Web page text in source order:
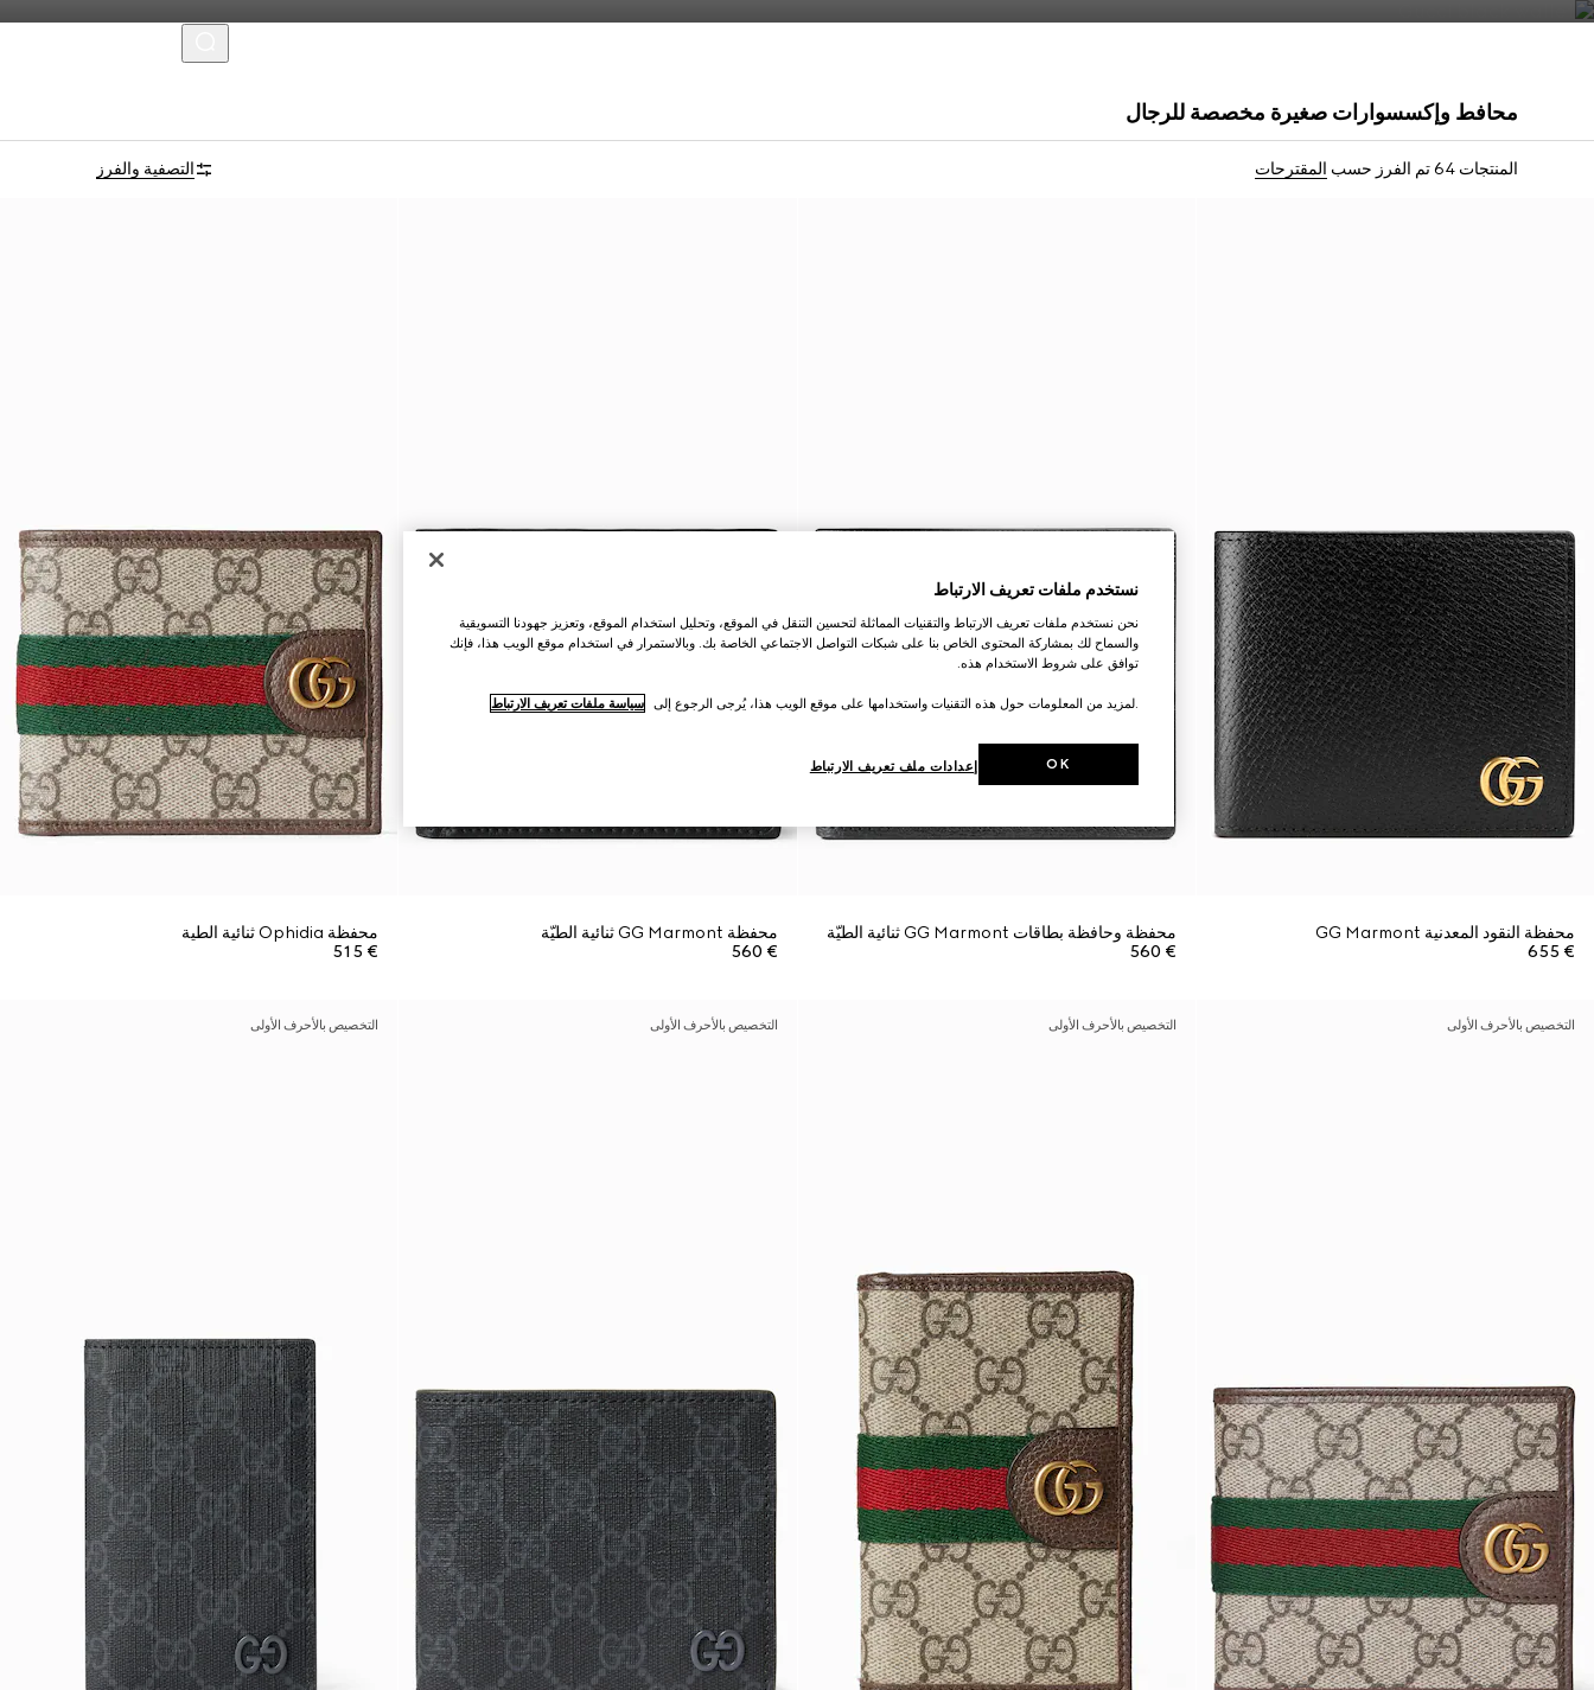
محافط وإكسسوارات صغيرة مخصصة للرجال
المنتجات 64 تم الفرز حسب المقترحات التصفية والفرز التخصيص بالأحرف الأولى
محفظة النقود المعدنية GG Marmont
€ 655
محفظة وحافظة بطاقات GG Marmont ثنائية الطيّة
€ 560
محفظة GG Marmont ثنائية الطيّة
€ 560
محفظة Ophidia ثنائية الطية
€ 515
التخصيص بالأحرف الأولى التخصيص بالأحرف الأولى التخصيص بالأحرف الأولى التخصيص بالأحرف الأولى
نستخدم ملفات تعريف الارتباط
نحن نستخدم ملفات تعريف الارتباط والتقنيات المماثلة لتحسين التنقل في الموقع، وتحليل استخدام الموقع، وتعزيز جهودنا التسويقية
والسماح لك بمشاركة المحتوى الخاص بنا على شبكات التواصل الاجتماعي الخاصة بك. وبالاستمرار في استخدام موقع الويب هذا، فإنك
توافق على شروط الاستخدام هذه.
.لمزيد من المعلومات حول هذه التقنيات واستخدامها على موقع الويب هذا، يُرجى الرجوع إلى سياسة ملفات تعريف الارتباط
إعدادات ملف تعريف الارتباط OK